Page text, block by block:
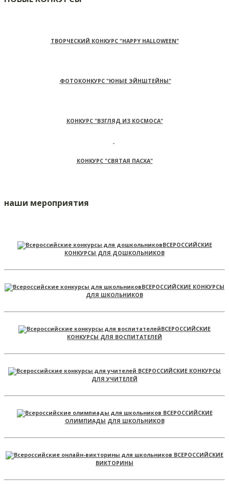
ТВОРЧЕСКИЙ КОНКУРС "HAPPY HALLOWEEN"
ФОТОКОНКУРС "ЮНЫЕ ЭЙНШТЕЙНЫ"
КОНКУРС "ВЗГЛЯД ИЗ КОСМОСА"
КОНКУРС "СВЯТАЯ ПАСХА"
наши мероприятия
ВСЕРОССИЙСКИЕ
КОНКУРСЫ ДЛЯ ДОШКОЛЬНИКОВ
ВСЕРОССИЙСКИЕ КОНКУРСЫ
ДЛЯ ШКОЛЬНИКОВ
ВСЕРОССИЙСКИЕ
КОНКУРСЫ ДЛЯ ВОСПИТАТЕЛЕЙ
ВСЕРОССИЙСКИЕ КОНКУРСЫ
ДЛЯ УЧИТЕЛЕЙ
ВСЕРОССИЙСКИЕ
ОЛИМПИАДЫ ДЛЯ ШКОЛЬНИКОВ
ВСЕРОССИЙСКИЕ
ВИКТОРИНЫ